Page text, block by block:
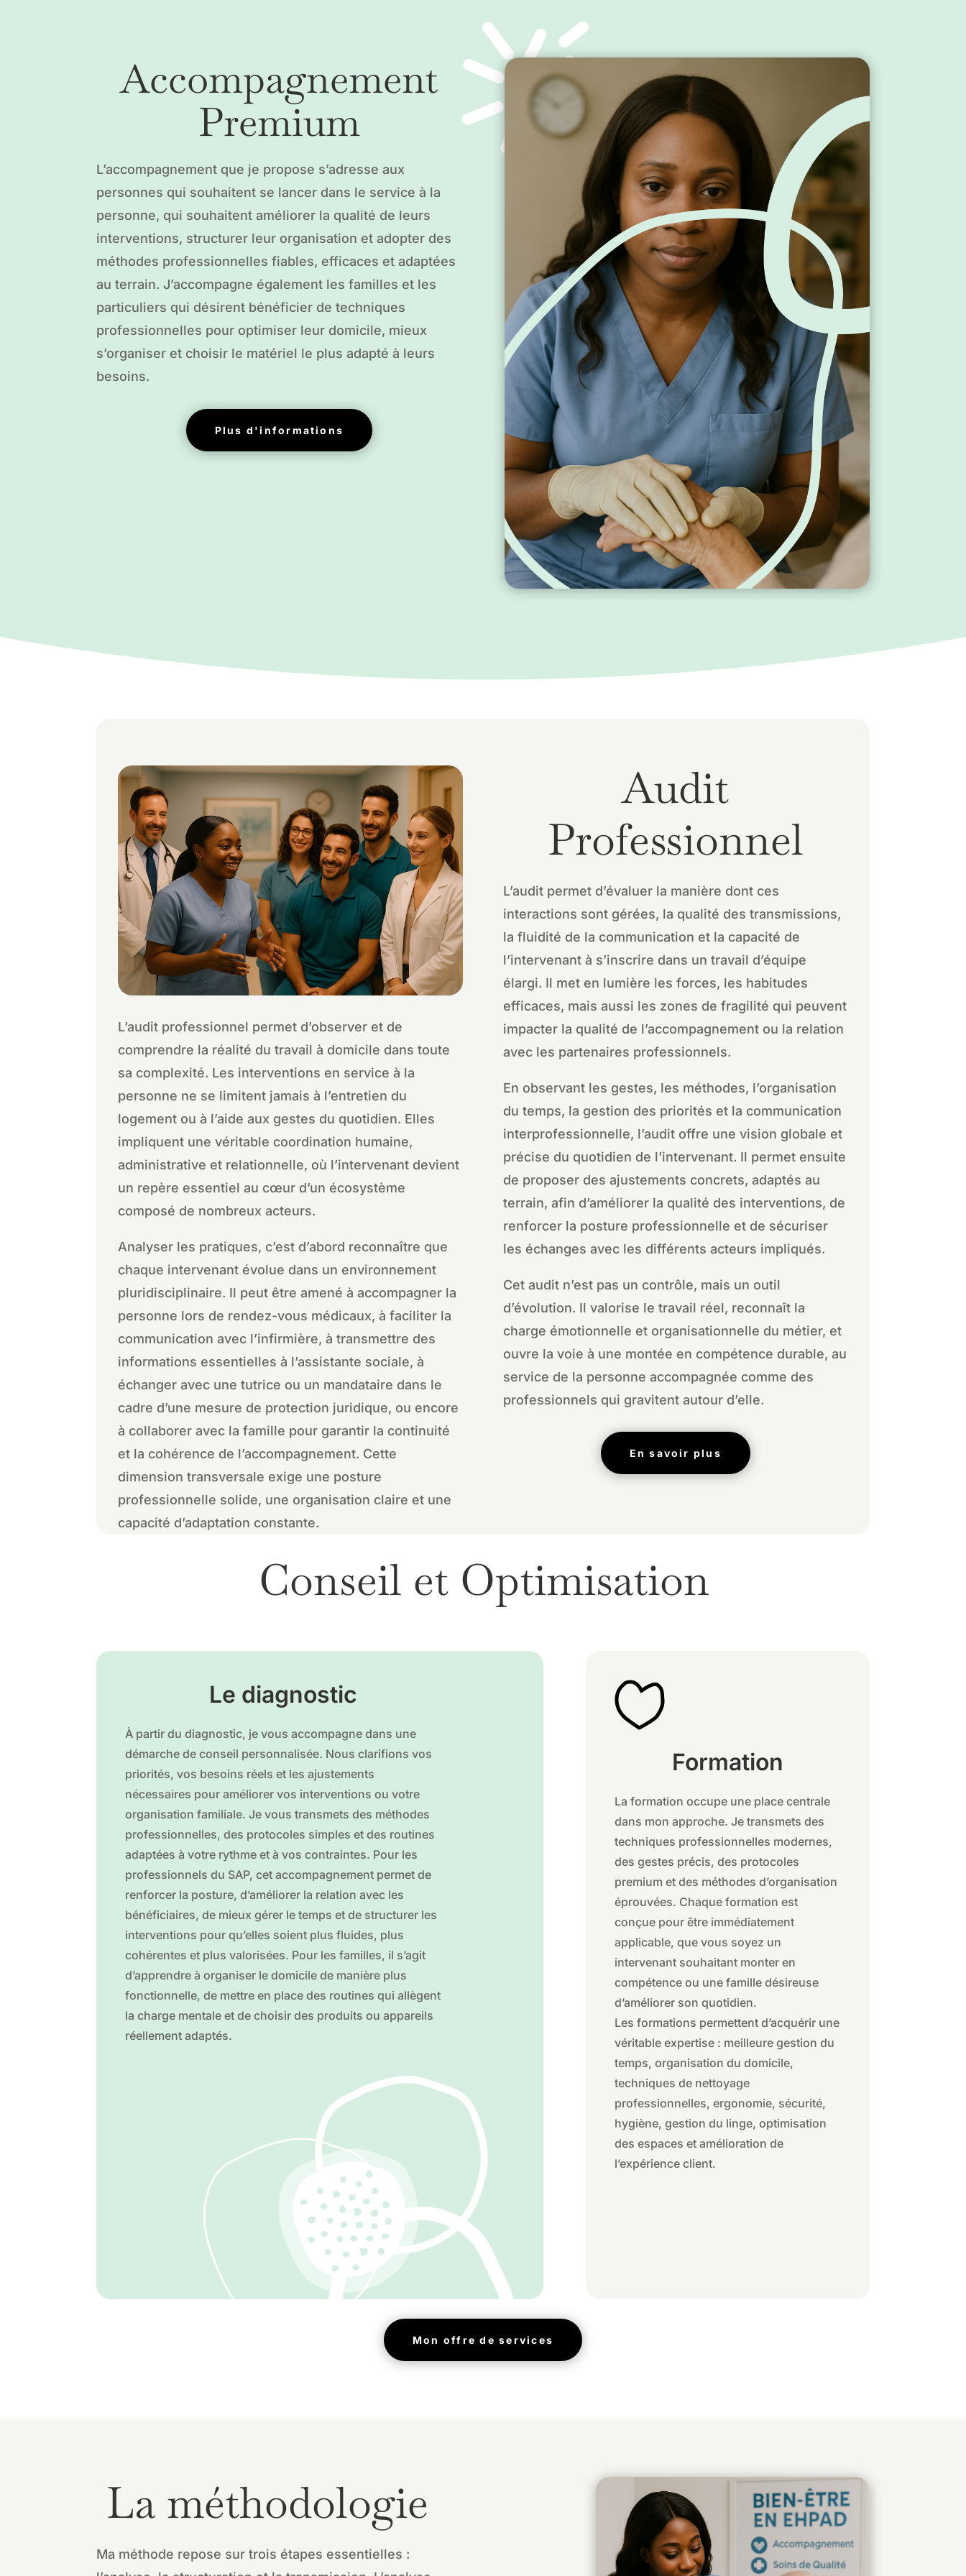
Accompagnement
Premium
L’accompagnement que je propose s’adresse aux
personnes qui souhaitent se lancer dans le service à la
personne, qui souhaitent améliorer la qualité de leurs
interventions, structurer leur organisation et adopter des
méthodes professionnelles fiables, efficaces et adaptées
au terrain. J’accompagne également les familles et les
particuliers qui désirent bénéficier de techniques
professionnelles pour optimiser leur domicile, mieux
s’organiser et choisir le matériel le plus adapté à leurs
besoins.
Plus d'informations
L’audit professionnel permet d’observer et de
comprendre la réalité du travail à domicile dans toute
sa complexité. Les interventions en service à la
personne ne se limitent jamais à l’entretien du
logement ou à l’aide aux gestes du quotidien. Elles
impliquent une véritable coordination humaine,
administrative et relationnelle, où l’intervenant devient
un repère essentiel au cœur d’un écosystème
composé de nombreux acteurs.
Analyser les pratiques, c’est d’abord reconnaître que
chaque intervenant évolue dans un environnement
pluridisciplinaire. Il peut être amené à accompagner la
personne lors de rendez-vous médicaux, à faciliter la
communication avec l’infirmière, à transmettre des
informations essentielles à l’assistante sociale, à
échanger avec une tutrice ou un mandataire dans le
cadre d’une mesure de protection juridique, ou encore
à collaborer avec la famille pour garantir la continuité
et la cohérence de l’accompagnement. Cette
dimension transversale exige une posture
professionnelle solide, une organisation claire et une
capacité d’adaptation constante.
Audit
Professionnel
L’audit permet d’évaluer la manière dont ces
interactions sont gérées, la qualité des transmissions,
la fluidité de la communication et la capacité de
l’intervenant à s’inscrire dans un travail d’équipe
élargi. Il met en lumière les forces, les habitudes
efficaces, mais aussi les zones de fragilité qui peuvent
impacter la qualité de l’accompagnement ou la relation
avec les partenaires professionnels.
En observant les gestes, les méthodes, l’organisation
du temps, la gestion des priorités et la communication
interprofessionnelle, l’audit offre une vision globale et
précise du quotidien de l’intervenant. Il permet ensuite
de proposer des ajustements concrets, adaptés au
terrain, afin d’améliorer la qualité des interventions, de
renforcer la posture professionnelle et de sécuriser
les échanges avec les différents acteurs impliqués.
Cet audit n’est pas un contrôle, mais un outil
d’évolution. Il valorise le travail réel, reconnaît la
charge émotionnelle et organisationnelle du métier, et
ouvre la voie à une montée en compétence durable, au
service de la personne accompagnée comme des
professionnels qui gravitent autour d’elle.
En savoir plus
Conseil et Optimisation
Le diagnostic
À partir du diagnostic, je vous accompagne dans une
démarche de conseil personnalisée. Nous clarifions vos
priorités, vos besoins réels et les ajustements
nécessaires pour améliorer vos interventions ou votre
organisation familiale. Je vous transmets des méthodes
professionnelles, des protocoles simples et des routines
adaptées à votre rythme et à vos contraintes. Pour les
professionnels du SAP, cet accompagnement permet de
renforcer la posture, d’améliorer la relation avec les
bénéficiaires, de mieux gérer le temps et de structurer les
interventions pour qu’elles soient plus fluides, plus
cohérentes et plus valorisées. Pour les familles, il s’agit
d’apprendre à organiser le domicile de manière plus
fonctionnelle, de mettre en place des routines qui allègent
la charge mentale et de choisir des produits ou appareils
réellement adaptés.
Formation
La formation occupe une place centrale
dans mon approche. Je transmets des
techniques professionnelles modernes,
des gestes précis, des protocoles
premium et des méthodes d’organisation
éprouvées. Chaque formation est
conçue pour être immédiatement
applicable, que vous soyez un
intervenant souhaitant monter en
compétence ou une famille désireuse
d’améliorer son quotidien.
Les formations permettent d’acquérir une
véritable expertise : meilleure gestion du
temps, organisation du domicile,
techniques de nettoyage
professionnelles, ergonomie, sécurité,
hygiène, gestion du linge, optimisation
des espaces et amélioration de
l’expérience client.
Mon offre de services
La méthodologie
Ma méthode repose sur trois étapes essentielles :